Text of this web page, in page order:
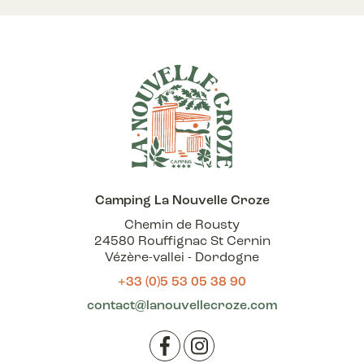
Camping La Nouvelle Croze
Chemin de Rousty
24580 Rouffignac St Cernin
Vézère-vallei - Dordogne
+33 (0)5 53 05 38 90
contact@lanouvellecroze.com